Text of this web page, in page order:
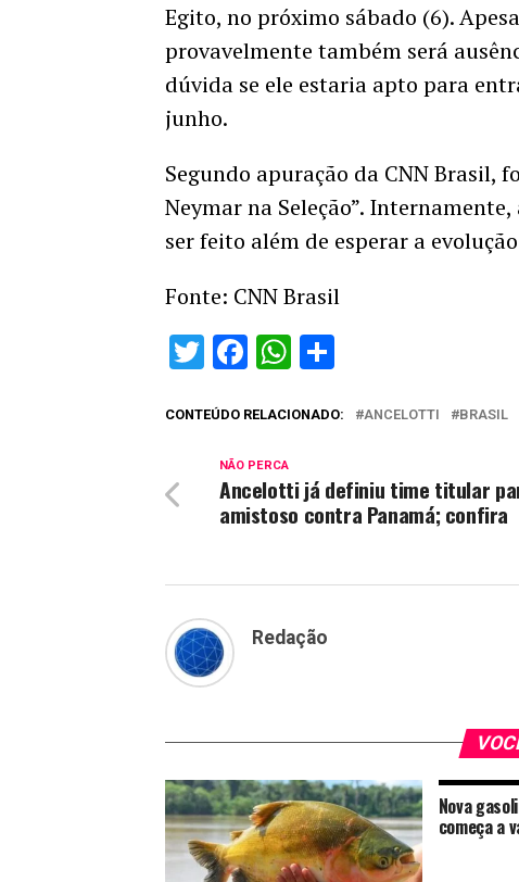
Egito, no próximo sábado (6).
provavelmente também será
dúvida se ele estaria apto para
junho.
Segundo apuração da CNN Brasil,
Neymar na Seleção”.
ser feito além de esperar a
Fonte: CNN Brasil
Twitter
Facebook
WhatsApp
CONTEÚDO RELACIONADO: ANCELOTTI BRASIL
NÃO PERCA
Ancelotti já definiu time titular
amistoso contra Panamá; confira
Redação
Nova
começa a